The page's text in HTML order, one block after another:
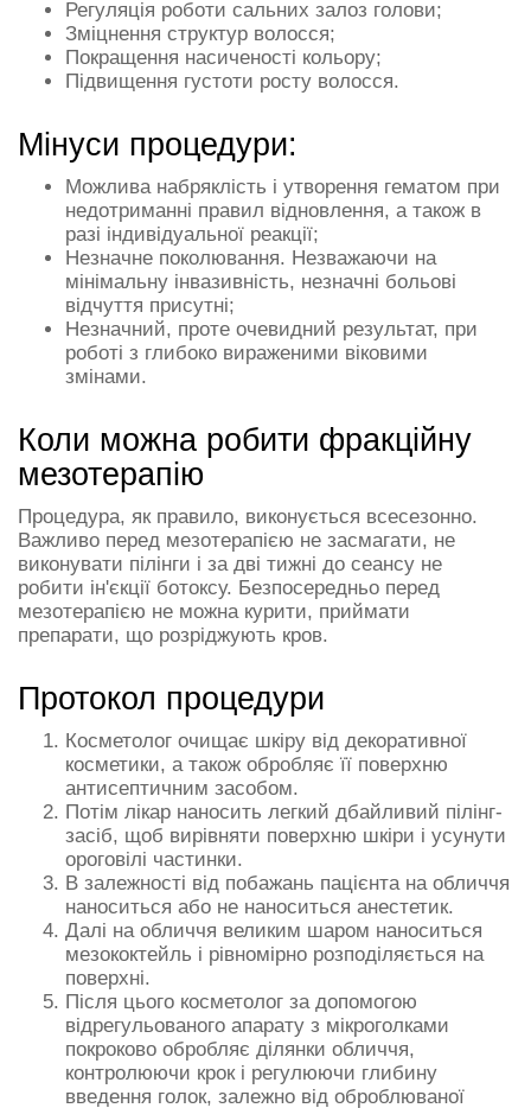
Регуляція роботи сальних залоз голови;
Зміцнення структур волосся;
Покращення насиченості кольору;
Підвищення густоти росту волосся.
Мінуси процедури:
Можлива набряклість і утворення гематом при
недотриманні правил відновлення, а також в
разі індивідуальної реакції;
Незначне поколювання. Незважаючи на
мінімальну інвазивність, незначні больові
відчуття присутні;
Незначний, проте очевидний результат, при
роботі з глибоко вираженими віковими
змінами.
Коли можна робити фракційну
мезотерапію
Процедура, як правило, виконується всесезонно.
Важливо перед мезотерапією не засмагати, не
виконувати пілінги і за дві тижні до сеансу не
робити ін'єкції ботоксу. Безпосередньо перед
мезотерапією не можна курити, приймати
препарати, що розріджують кров.
Протокол процедури
Косметолог очищає шкіру від декоративної
косметики, а також обробляє її поверхню
антисептичним засобом.
Потім лікар наносить легкий дбайливий пілінг-
засіб, щоб вирівняти поверхню шкіри і усунути
ороговілі частинки.
В залежності від побажань пацієнта на обличчя
наноситься або не наноситься анестетик.
Далі на обличчя великим шаром наноситься
мезококтейль і рівномірно розподіляється на
поверхні.
Після цього косметолог за допомогою
відрегульованого апарату з мікроголками
покроково обробляє ділянки обличчя,
контролюючи крок і регулюючи глибину
введення голок, залежно від оброблюваної